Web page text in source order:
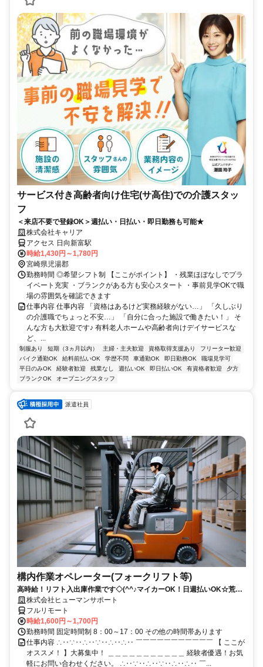
サービス付き高齢者向け住宅(サ高住)での介護スタッ
フ
＜来店不要で登録OK＞週払い・日払い・即日勤務も可能★
株式会社キャリア
アクセス 日向新富駅
時給1,430円～1,780円
宮崎県児湯郡
勤務時間 ◎希望シフト制 【ここがポイント】 ・残業ほぼなしでプラ
イベート充実 ・ブランクがある方も安心スタート ・事前見学OKで職
場の雰囲気を確認できます
仕事内容 仕事内容 「資格はあるけど実務経験がない…」 「久しぶり
の介護職でちょっと不安…」 「自分に合った施設で働きたい！」 そ
んな方も大歓迎です♪ 有料老人ホームや高齢者向けデイサービスな
ど、...
制服あり 短期（3ヵ月以内） 主婦・主夫歓迎 資格取得支援あり
フリーター歓迎
バイク通勤OK
給料前払いOK 学歴不問 車通勤OK 即日勤務OK
職場見学可
平日のみOK
経験者歓迎 残業なし 週払いOK 即日払いOK 有資格者歓迎
夕方
ブランクOK
オープニングスタッフ
派遣社員
構内作業オペレーター(フォークリフト等)
高時給！リフト入出庫作業です◇(^^♪マイカーOK！日週払いOK☆荒本
駅★【シゴト№0619】
株式会社ヒューマンサポート
フルリモート
時給1,600円～1,700円
勤務時間 固定時間制 8：00～17：00 その他の時間帯あります
仕事内容 ∴‥∵‥∴‥∵‥∴‥∴‥ ￣￣￣￣￣￣￣￣￣￣￣ 【 ここが
オススメ！ 】大募集中！ ＿＿＿＿＿＿＿＿＿＿＿ 経験者優遇！お気
軽にお問い合わせください。 ∴‥∵‥∴‥∵‥∴‥∴‥ ￣...